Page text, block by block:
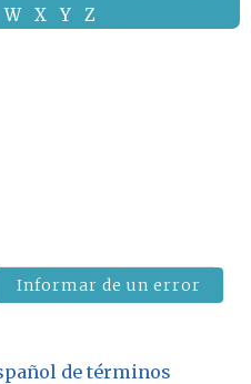
W X Y Z
Informar de un error
de términos